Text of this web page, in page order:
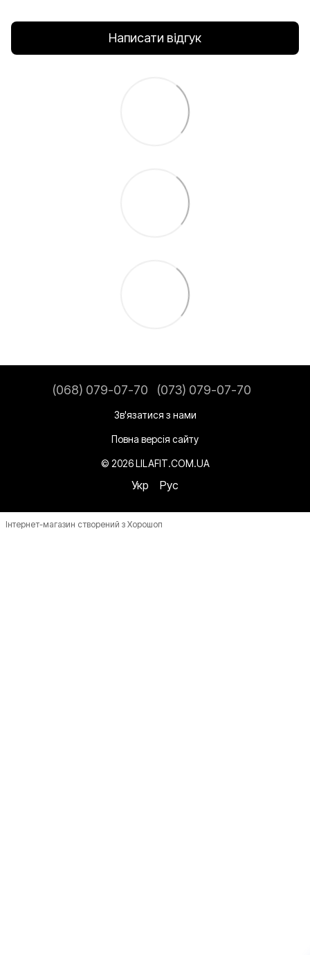
Написати відгук
(068) 079-07-70 (073) 079-07-70
Зв'язатися з нами
Повна версія сайту
© 2026 LILAFIT.COM.UA
Укр Рус
Інтернет-магазин створений з Хорошоп